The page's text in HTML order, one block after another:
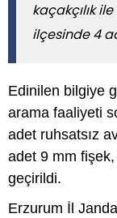
kaçakçılık
ilçesinde 4
Edinilen bilgiye
arama faaliyeti
adet ruhsatsız
adet 9 mm
geçirildi.
Erzurum İl